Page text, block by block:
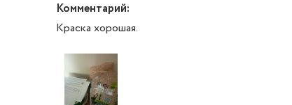
Комментарий:
Краска хорошая.